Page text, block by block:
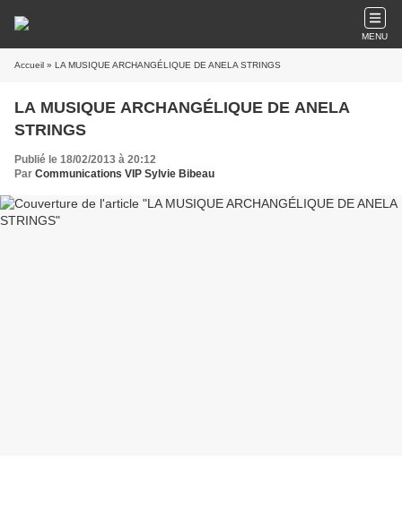
MENU
Accueil » LA MUSIQUE ARCHANGÉLIQUE DE ANELA STRINGS
LA MUSIQUE ARCHANGÉLIQUE DE ANELA
STRINGS
Publié le 18/02/2013 à 20:12
Par Communications VIP Sylvie Bibeau